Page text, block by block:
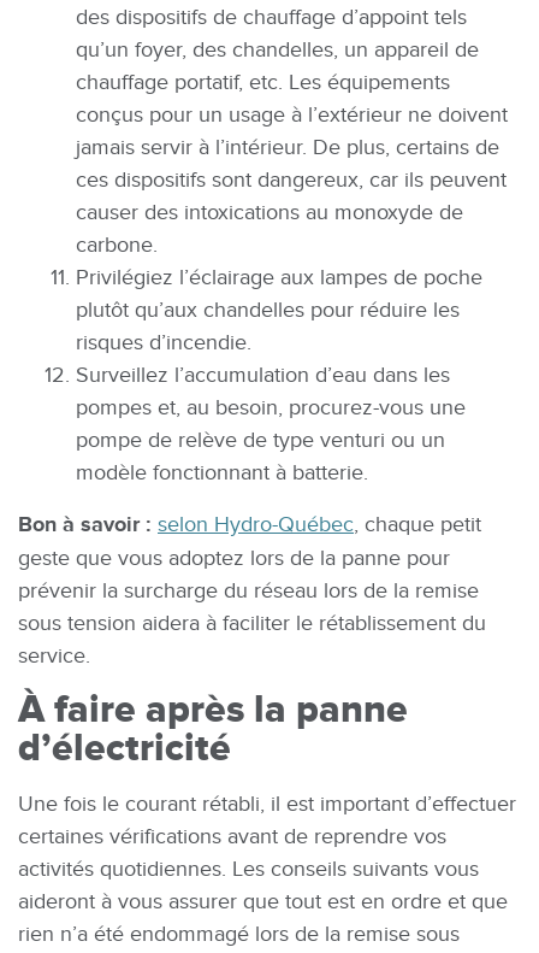
des dispositifs de chauffage d’appoint tels
qu’un foyer, des chandelles, un appareil de
chauffage portatif, etc. Les équipements
conçus pour un usage à l’extérieur ne doivent
jamais servir à l’intérieur. De plus, certains de
ces dispositifs sont dangereux, car ils peuvent
causer des intoxications au monoxyde de
carbone.
Privilégiez l’éclairage aux lampes de poche
plutôt qu’aux chandelles pour réduire les
risques d’incendie.
Surveillez l’accumulation d’eau dans les
pompes et, au besoin, procurez-vous une
pompe de relève de type venturi ou un
modèle fonctionnant à batterie.
Bon à savoir : selon Hydro-Québec, chaque petit
geste que vous adoptez lors de la panne pour
prévenir la surcharge du réseau lors de la remise
sous tension aidera à faciliter le rétablissement du
service.
À faire après la panne
d’électricité
Une fois le courant rétabli, il est important d’effectuer
certaines vérifications avant de reprendre vos
activités quotidiennes. Les conseils suivants vous
aideront à vous assurer que tout est en ordre et que
rien n’a été endommagé lors de la remise sous